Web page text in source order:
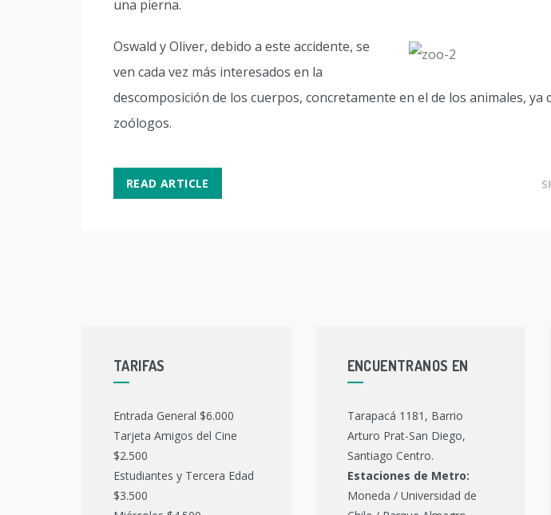
una pierna.
Oswald y Oliver, debido a este accidente, se
ven cada vez más interesados en la
descomposición de los cuerpos, concretamente en el de los animales, ya
zoólogos.
READ ARTICLE
TARIFAS
Entrada General $6.000
Tarjeta Amigos del Cine
$2.500
Estudiantes y Tercera Edad
$3.500
ENCUENTRANOS EN
Tarapacá 1181, Barrio
Arturo Prat-San Diego,
Santiago Centro.
Estaciones de Metro:
Moneda / Universidad de